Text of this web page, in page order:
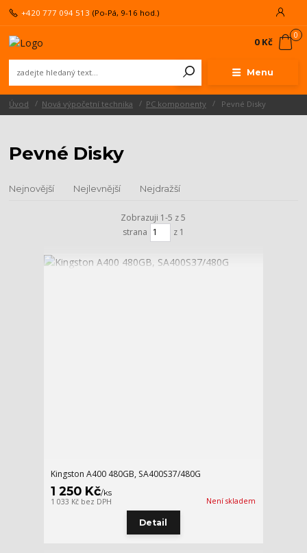
Menu
+420 777 094 513 (Po-Pá, 9-16 hod.)
0
0 Kč
Úvod Nová výpočetní technika PC komponenty Pevné Disky
Pevné Disky
Nejnovější Nejlevnější Nejdražší
Zobrazuji 1-5 z 5
strana
z 1
Kingston A400 480GB, SA400S37/480G
1 250 Kč/ks
1 033 Kč bez DPH Není skladem
Detail